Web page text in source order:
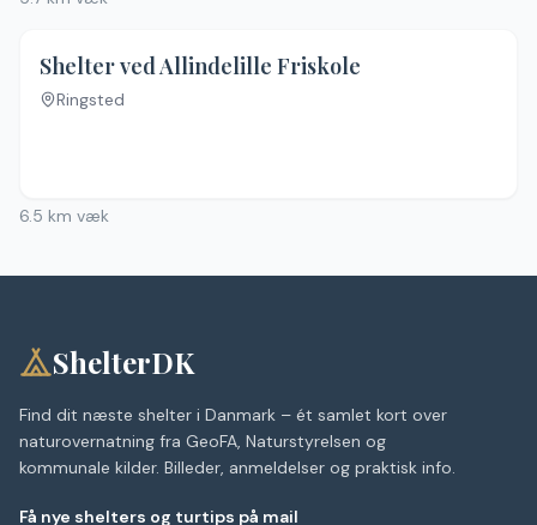
Shelter ved Allindelille Friskole
Ringsted
6.5 km væk
ShelterDK
Find dit næste shelter i Danmark – ét samlet kort over
naturovernatning fra GeoFA, Naturstyrelsen og
kommunale kilder. Billeder, anmeldelser og praktisk info.
Få nye shelters og turtips på mail